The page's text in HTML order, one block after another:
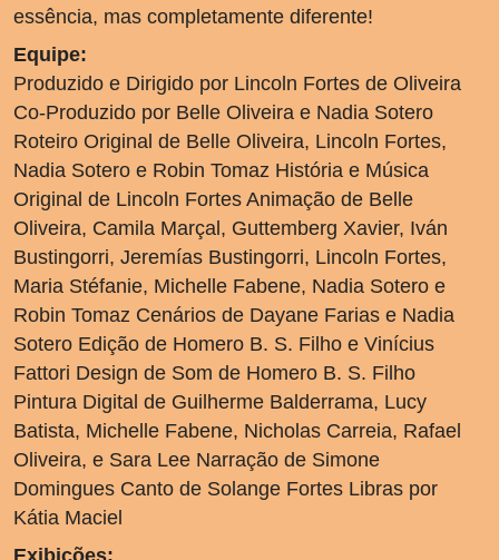
essência, mas completamente diferente!
Equipe:
Produzido e Dirigido por Lincoln Fortes de Oliveira
Co-Produzido por Belle Oliveira e Nadia Sotero
Roteiro Original de Belle Oliveira, Lincoln Fortes,
Nadia Sotero e Robin Tomaz História e Música
Original de Lincoln Fortes Animação de Belle
Oliveira, Camila Marçal, Guttemberg Xavier, Iván
Bustingorri, Jeremías Bustingorri, Lincoln Fortes,
Maria Stéfanie, Michelle Fabene, Nadia Sotero e
Robin Tomaz Cenários de Dayane Farias e Nadia
Sotero Edição de Homero B. S. Filho e Vinícius
Fattori Design de Som de Homero B. S. Filho
Pintura Digital de Guilherme Balderrama, Lucy
Batista, Michelle Fabene, Nicholas Carreia, Rafael
Oliveira, e Sara Lee Narração de Simone
Domingues Canto de Solange Fortes Libras por
Kátia Maciel
Exibições: